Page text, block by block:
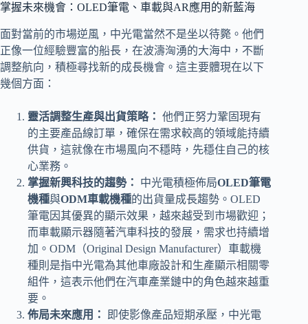
掌握未來機會：OLED筆電、車載與AR應用的新藍海
面對當前的市場逆風，中光電當然不是坐以待斃。他們
正像一位經驗豐富的船長，在波濤洶湧的大海中，不斷
調整航向，積極尋找新的成長機會。這主要體現在以下
幾個方面：
靈活調整生產與出貨策略： 他們正努力鞏固現有
的主要產品線訂單，確保在需求較高的領域能持續
供貨，這就像在市場風向不穩時，先穩住自己的核
心業務。
掌握新興科技的趨勢：
中光電積極佈局OLED筆電
機種與ODM車載機種的出貨量成長趨勢。OLED
筆電因其優異的顯示效果，越來越受到市場歡迎；
而車載顯示器隨著汽車科技的發展，需求也持續增
加。ODM（Original Design Manufacturer）車載機
種則是指中光電為其他車廠設計和生產顯示相關零
組件，這表示他們在汽車產業鏈中的角色越來越重
要。
佈局未來應用：
即使影像產品短期承壓，中光電